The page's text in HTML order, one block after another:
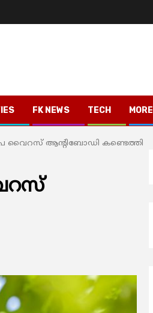
FK NEWS TECH MORE
വൈറസ് ആന്റിബോഡി കണ്ടെത്തി